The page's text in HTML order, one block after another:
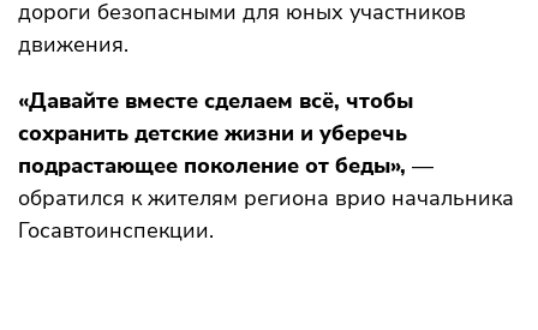
дороги безопасными для юных участников
движения.
«Давайте вместе сделаем всё, чтобы
сохранить детские жизни и уберечь
подрастающее поколение от беды», —
обратился к жителям региона врио начальника
Госавтоинспекции.